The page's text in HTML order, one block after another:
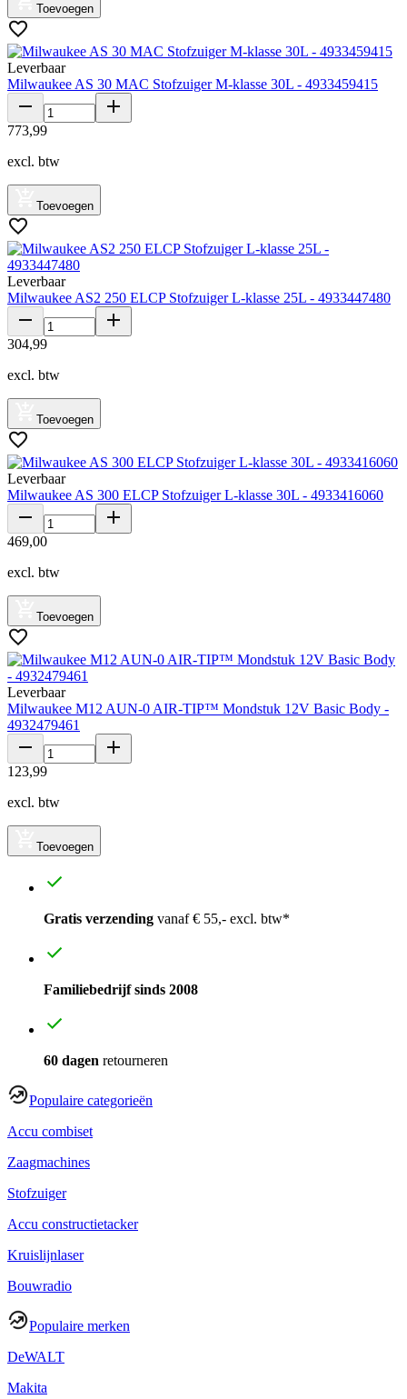
Toevoegen
Leverbaar
Milwaukee AS 30 MAC Stofzuiger M-klasse 30L - 4933459415
773,99
excl. btw
Toevoegen
Leverbaar
Milwaukee AS2 250 ELCP Stofzuiger L-klasse 25L - 4933447480
304,99
excl. btw
Toevoegen
Leverbaar
Milwaukee AS 300 ELCP Stofzuiger L-klasse 30L - 4933416060
469,00
excl. btw
Toevoegen
Leverbaar
Milwaukee M12 AUN-0 AIR-TIP™ Mondstuk 12V Basic Body -
4932479461
123,99
excl. btw
Toevoegen
Gratis verzending vanaf € 55,- excl. btw*
Familiebedrijf sinds 2008
60 dagen retourneren
Populaire categorieën
Accu combiset
Zaagmachines
Stofzuiger
Accu constructietacker
Kruislijnlaser
Bouwradio
Populaire merken
DeWALT
Makita